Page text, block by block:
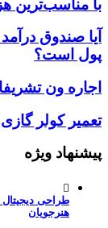
با مناسب‌ترین
آیا صندوق
پول است؟
اجاره ون
تعمیر کولر
پیشنهاد ویژه
طراحی دیجیتال
هنرجویان